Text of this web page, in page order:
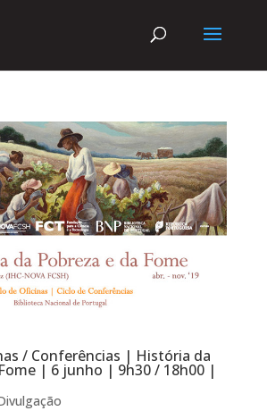
/ Conferências | História da
| 6 junho | 9h30 / 18h00 |